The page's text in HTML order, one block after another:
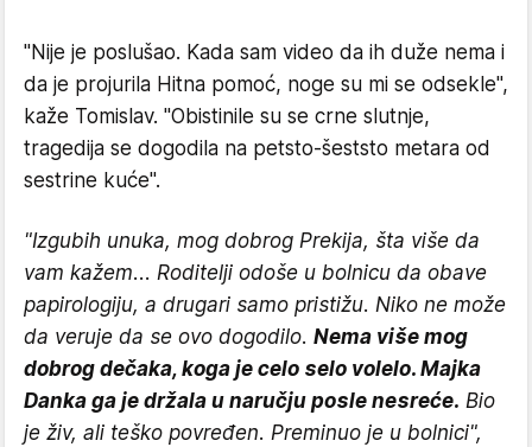
"Nije je poslušao. Kada sam video da ih duže nema i
da je projurila Hitna pomoć, noge su mi se odsekle",
kaže Tomislav. "Obistinile su se crne slutnje,
tragedija se dogodila na petsto-šeststo metara od
sestrine kuće".
"Izgubih unuka, mog dobrog Prekija, šta više da
vam kažem... Roditelji odoše u bolnicu da obave
papirologiju, a drugari samo pristižu. Niko ne može
da veruje da se ovo dogodilo. Nema više mog
dobrog dečaka, koga je celo selo volelo. Majka
Danka ga je držala u naručju posle nesreće. Bio
je živ, ali teško povređen. Preminuo je u bolnici",